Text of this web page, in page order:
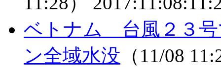
ベトナム 台風２３
ン全域水没 （11/08